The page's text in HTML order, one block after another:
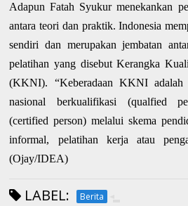
Adapun Fatah Syukur menekankan
antara teori dan praktik. Indonesia
sendiri dan merupakan jembatan
pelatihan yang disebut Kerangka
(KKNI). “Keberadaan KKNI
nasional berkualifikasi (qualfied
(certified person) melalui skema
informal, pelatihan kerja atau
(Ojay/IDEA)
LABEL: Berita